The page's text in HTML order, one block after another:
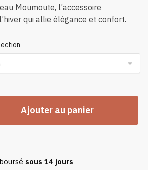
Moumoute, l’accessoire
qui allie élégance et confort.
Ajouter au panier
sous 14 jours